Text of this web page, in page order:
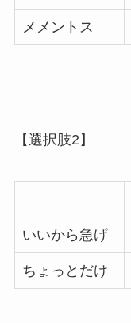
メメントス
【選択肢2】
いいから急げ
ちょっとだけ